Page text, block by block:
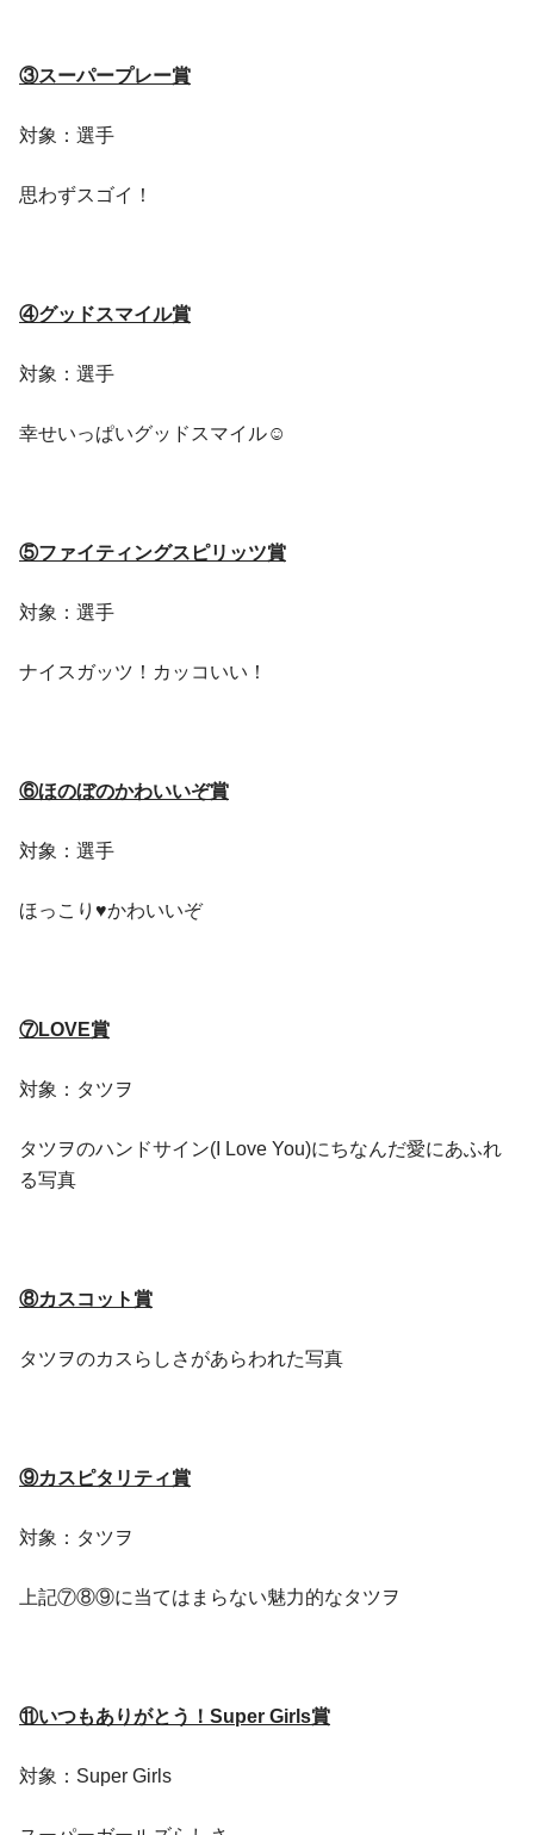
③スーパープレー賞
対象：選手
思わずスゴイ！
④グッドスマイル賞
対象：選手
幸せいっぱいグッドスマイル☺
⑤ファイティングスピリッツ賞
対象：選手
ナイスガッツ！カッコいい！
⑥ほのぼのかわいいぞ賞
対象：選手
ほっこり♥かわいいぞ
⑦LOVE賞
対象：タツヲ
タツヲのハンドサイン(I Love You)にちなんだ愛にあふれ
る写真
⑧カスコット賞
タツヲのカスらしさがあらわれた写真
⑨カスピタリティ賞
対象：タツヲ
上記⑦⑧⑨に当てはまらない魅力的なタツヲ
⑪いつもありがとう！Super Girls賞
対象：Super Girls